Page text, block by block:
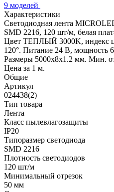
9 моделей
Характеристики
Светодиодная лента
SMD 2216, 120 шт/м, белая
Цвет ТЕПЛЫЙ 3000K, индекс
120°. Питание 24 В, мощность
Размеры 5000x8x1.2 мм. Мин.
Цена за 1 м.
Общие
Артикул
024438(2)
Тип товара
Лента
Класс пылевлагозащиты
IP20
Типоразмер светодиода
SMD 2216
Плотность светодиодов
120 шт/м
Минимальный отрезок
50 мм